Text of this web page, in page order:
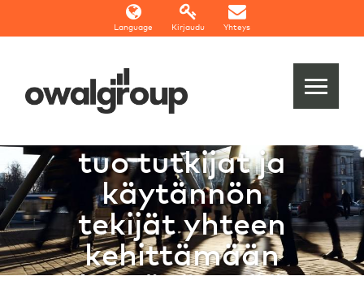
Language Kirjaudu Yhteys
Smartland-
tuo tutkijat ja
käytännön
tekijät yhteen
kehittämään